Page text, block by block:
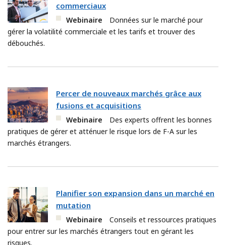
commerciaux
Webinaire
Données sur le marché pour
gérer la volatilité commerciale et les tarifs et trouver des
débouchés.
Percer de nouveaux marchés grâce aux
fusions et acquisitions
Webinaire
Des experts offrent les bonnes
pratiques de gérer et atténuer le risque lors de F-A sur les
marchés étrangers.
Planifier son expansion dans un marché en
mutation
Webinaire
Conseils et ressources pratiques
pour entrer sur les marchés étrangers tout en gérant les
risques.